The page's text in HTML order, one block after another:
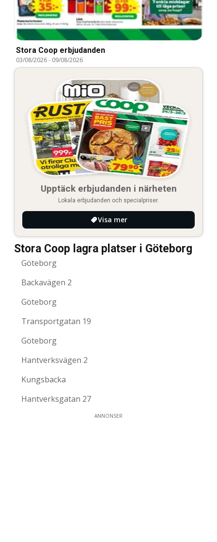
Stora Coop erbjudanden
03/08/2026- 09/08/2026
Upptäck erbjudanden i närheten
Lokala erbjudanden och specialpriser.
Visa mer
Stora Coop lagra platser i Göteborg
Göteborg
Backavägen 2
Göteborg
Transportgatan 19
Göteborg
Hantverksvägen 2
Kungsbacka
Hantverksgatan 27
ANNONSER